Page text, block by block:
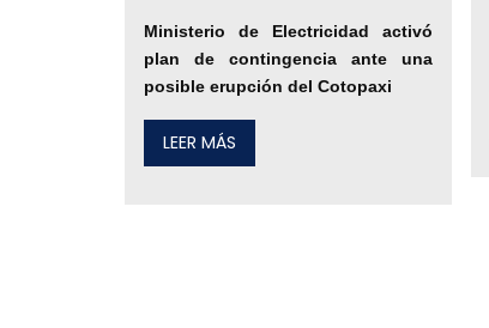
Ministerio de Electricidad activó
plan de contingencia ante una
posible erupción del Cotopaxi
LEER MÁS